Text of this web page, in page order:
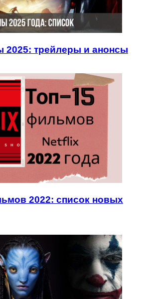
трейлеры и анонсы
2022: список новых